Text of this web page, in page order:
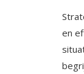
en